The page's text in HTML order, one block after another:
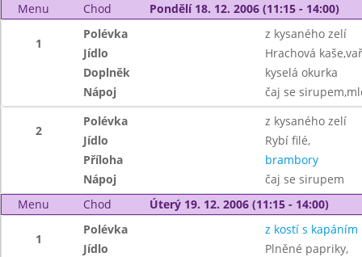
Menu Chod Pondělí 18. 12. 2006 (11:15 - 14:00)
1
Polévka
z kysaného zelí
Jídlo
Hrachová
Doplněk
kyselá okurka
Nápoj
čaj se
2
Polévka
z kysaného zelí
Jídlo
Rybí filé,
Příloha
brambory
Nápoj
čaj se sirupem
Menu
Chod Úterý 19. 12. 2006 (11:15 - 14:00)
1
Polévka
z kostí s kapáním
Jídlo
Plněné papriky,